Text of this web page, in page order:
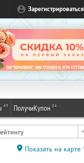
Зарегистрироваться
49 ПолучиКупон 84
Показать на карте